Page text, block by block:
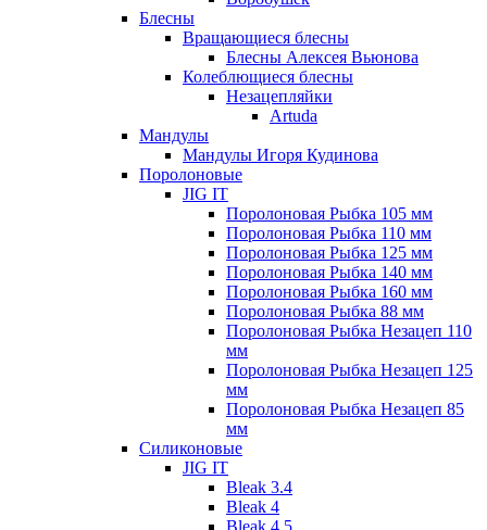
Блесны
Вращающиеся блесны
Блесны Алексея Вьюнова
Колеблющиеся блесны
Незацепляйки
Artuda
Мандулы
Мандулы Игоря Кудинова
Поролоновые
JIG IT
Поролоновая Рыбка 105 мм
Поролоновая Рыбка 110 мм
Поролоновая Рыбка 125 мм
Поролоновая Рыбка 140 мм
Поролоновая Рыбка 160 мм
Поролоновая Рыбка 88 мм
Поролоновая Рыбка Незацеп 110
мм
Поролоновая Рыбка Незацеп 125
мм
Поролоновая Рыбка Незацеп 85
мм
Силиконовые
JIG IT
Bleak 3.4
Bleak 4
Bleak 4.5